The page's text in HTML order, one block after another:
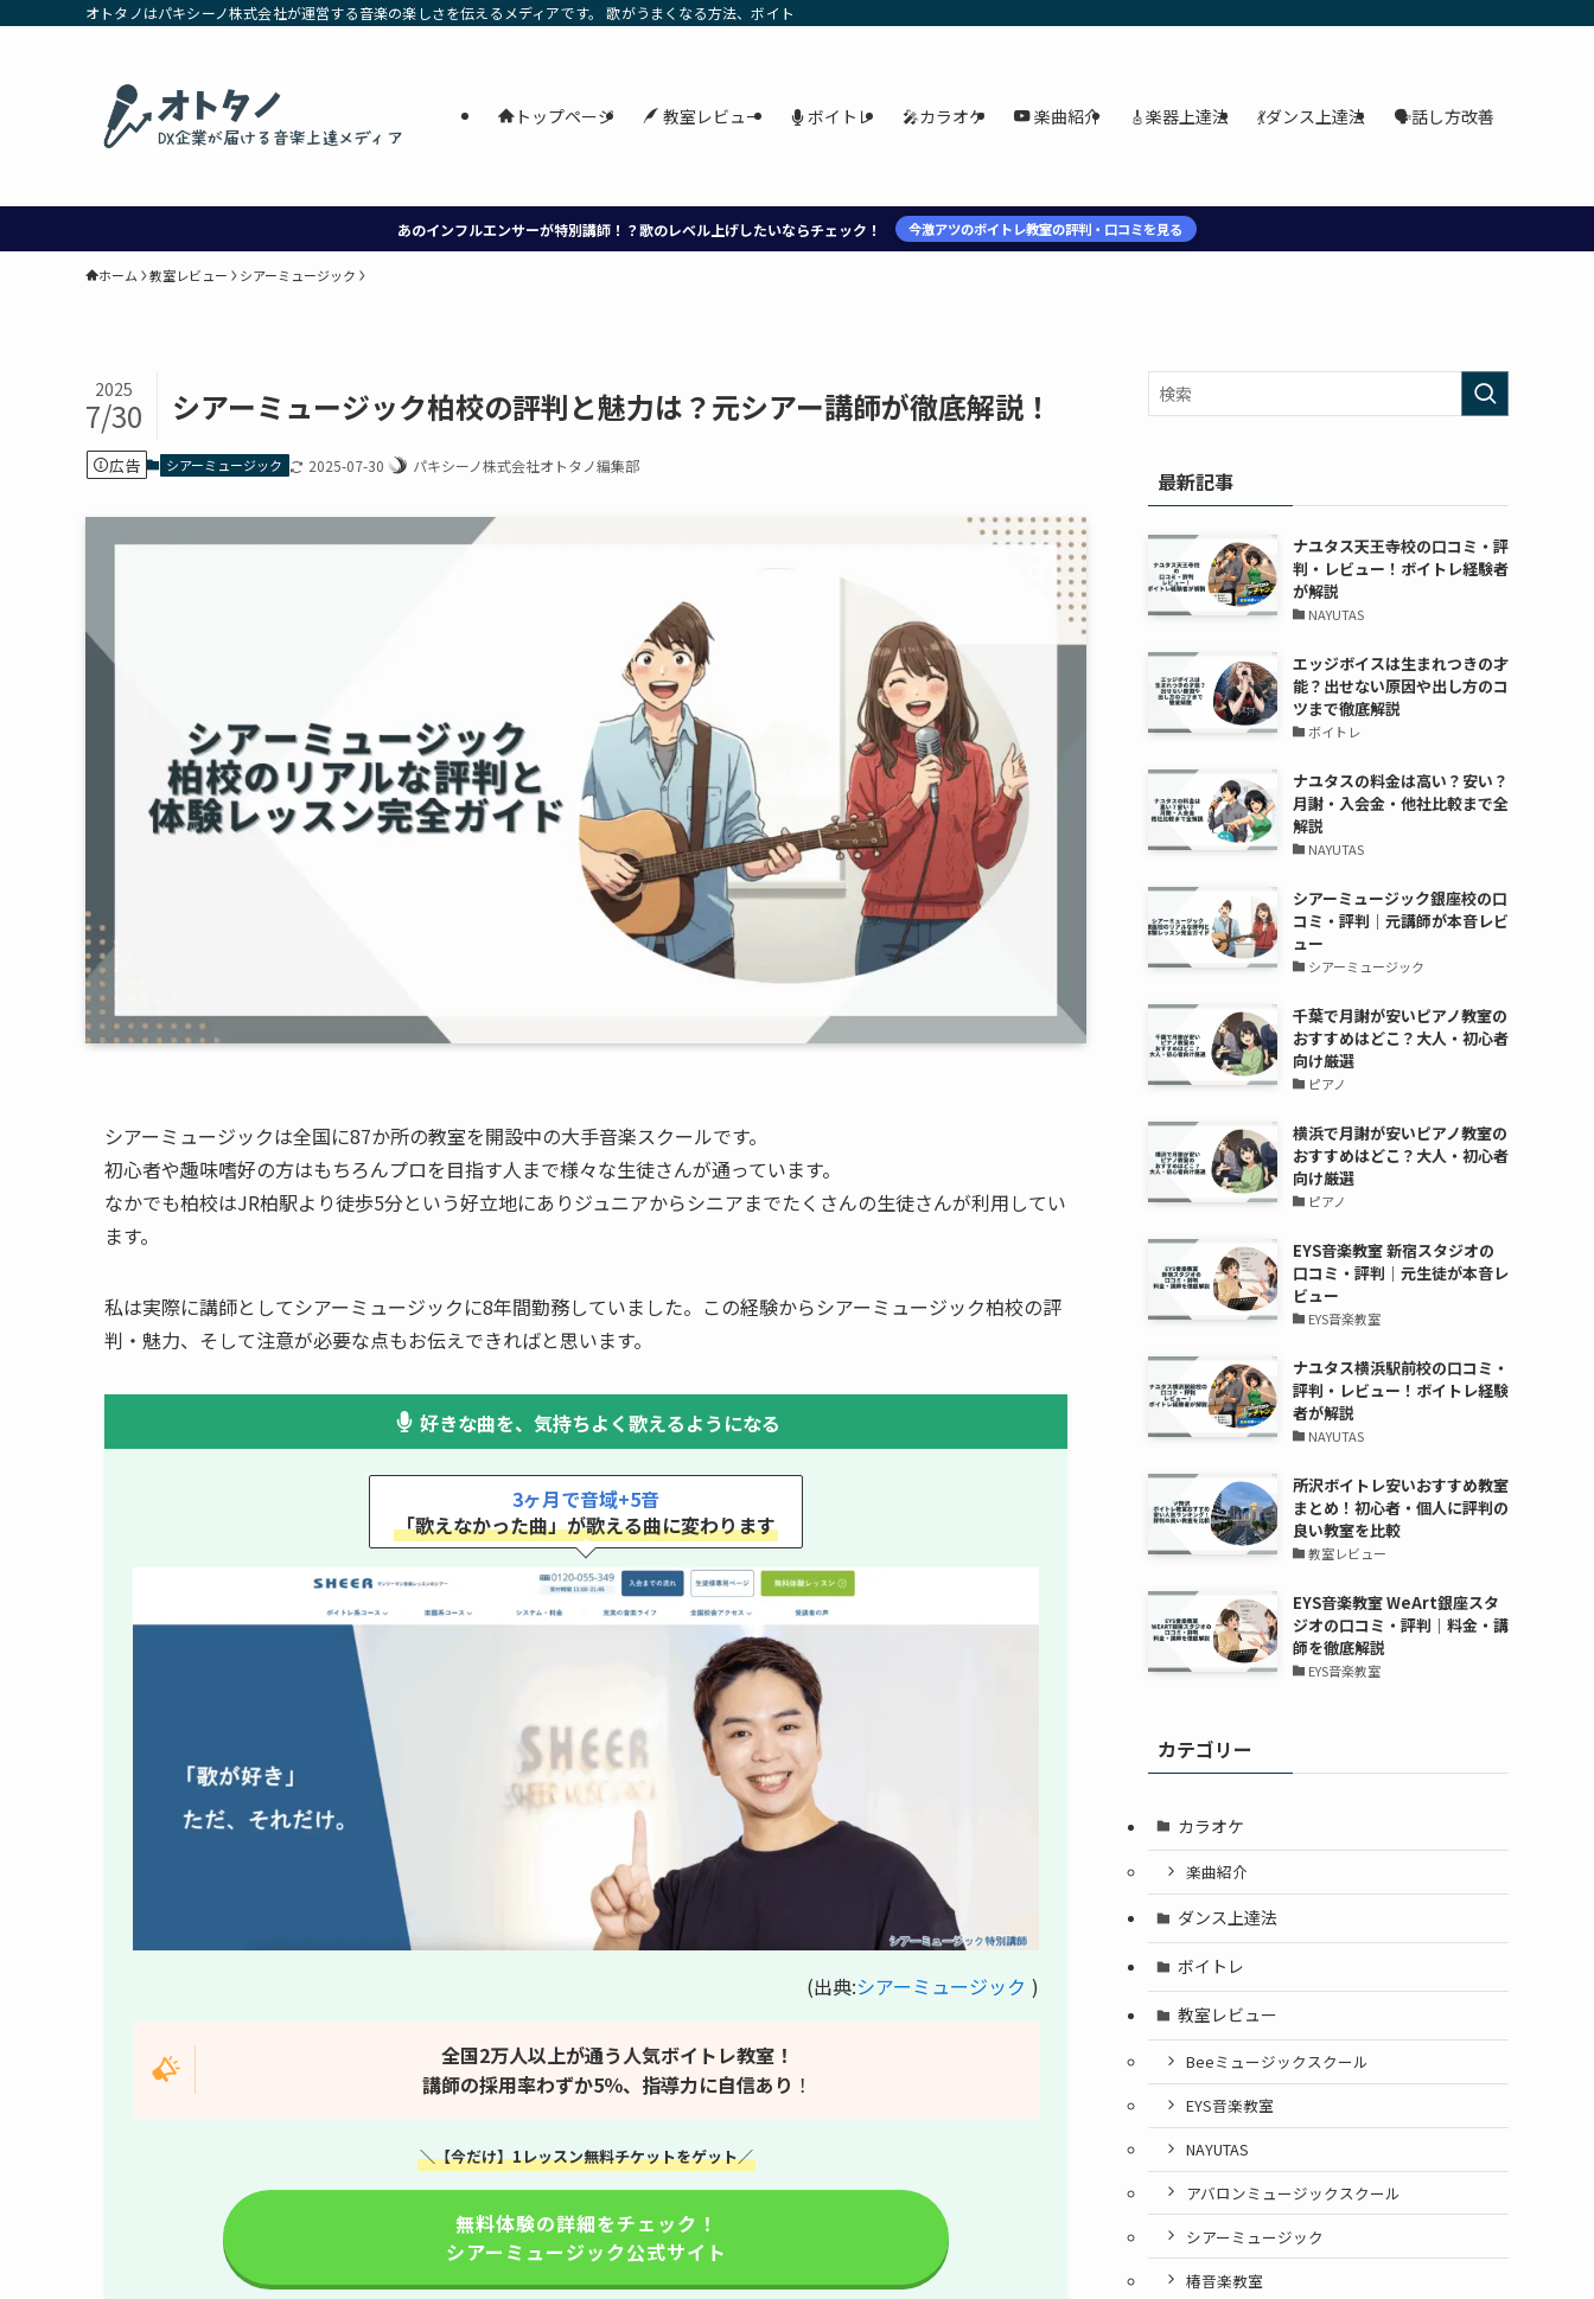
オトタノはパキシーノ株式会社が運営する音楽の楽しさを伝えるメディアです。 歌がうまくなる方法、ボイトレ、おすすめのボイトレ教室やレッスン、 最新音楽ノウハウについてDX支援会社独自の視点で紹介します。
トップページ 教室レビュー ボイトレ 🎤カラオケ 楽曲紹介 🎸楽器上達法 💃ダンス上達法 🗣️話し方改善
あのインフルエンサーが特別講師！？歌のレベル上げしたいならチェック！ 今激アツのボイトレ教室の評判・口コミを見る
ホーム 教室レビュー シアーミュージック
シアーミュージック柏校の評判と魅力は？元シアー講師が徹底解説！
2025
7/30
広告 シアーミュージック 2025-07-30 パキシーノ株式会社オトタノ編集部
シアーミュージックは全国に87か所の教室を開設中の大手音楽スクールです。
初心者や趣味嗜好の方はもちろんプロを目指す人まで様々な生徒さんが通っています。
なかでも柏校はJR柏駅より徒歩5分という好立地にありジュニアからシニアまでたくさんの生徒さんが利用してい
ます。
私は実際に講師としてシアーミュージックに8年間勤務していました。この経験からシアーミュージック柏校の評
判・魅力、そして注意が必要な点もお伝えできればと思います。
好きな曲を、気持ちよく歌えるようになる
3ヶ月で音域+5音
「歌えなかった曲」が歌える曲に変わります
(出典:シアーミュージック )
全国2万人以上が通う人気ボイトレ教室！
講師の採用率わずか5％、指導力に自信あり ！
＼【今だけ】1レッスン無料チケットをゲット／
無料体験の詳細をチェック！
シアーミュージック公式サイト
最新記事
ナユタス天王寺校の口コミ・評
判・レビュー！ボイトレ経験者
が解説
NAYUTAS
エッジボイスは生まれつきの才
能？出せない原因や出し方のコ
ツまで徹底解説
ボイトレ
ナユタスの料金は高い？安い？
月謝・入会金・他社比較まで全
解説
NAYUTAS
シアーミュージック銀座校の口
コミ・評判｜元講師が本音レビ
ュー
シアーミュージック
千葉で月謝が安いピアノ教室の
おすすめはどこ？大人・初心者
向け厳選
ピアノ
横浜で月謝が安いピアノ教室の
おすすめはどこ？大人・初心者
向け厳選
ピアノ
EYS音楽教室 新宿スタジオの
口コミ・評判｜元生徒が本音レ
ビュー
EYS音楽教室
ナユタス横浜駅前校の口コミ・
評判・レビュー！ボイトレ経験
者が解説
NAYUTAS
所沢ボイトレ安いおすすめ教室
まとめ！初心者・個人に評判の
良い教室を比較
教室レビュー
EYS音楽教室 WeArt銀座スタ
ジオの口コミ・評判｜料金・講
師を徹底解説
EYS音楽教室
カテゴリー
カラオケ
楽曲紹介
ダンス上達法
ボイトレ
教室レビュー
Beeミュージックスクール
EYS音楽教室
NAYUTAS
アバロンミュージックスクール
シアーミュージック
椿音楽教室